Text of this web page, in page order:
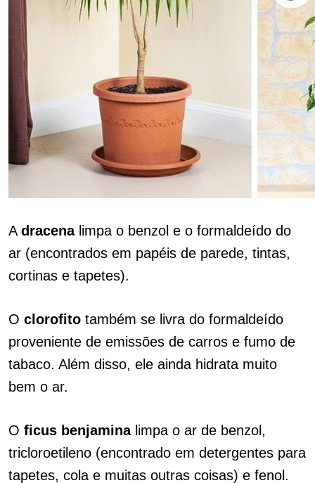
A dracenalimpa o benzol e o formaldeído do
ar (encontrados em papéis de parede, tintas,
cortinas e tapetes).
O clorofito também se livra do formaldeído
proveniente de emissões de carros e fumo de
tabaco. Além disso, ele ainda hidrata muito
bem o ar.
O ficus benjaminalimpa o ar de benzol,
tricloroetileno (encontrado em detergentes para
tapetes, cola e muitas outras coisas) e fenol.